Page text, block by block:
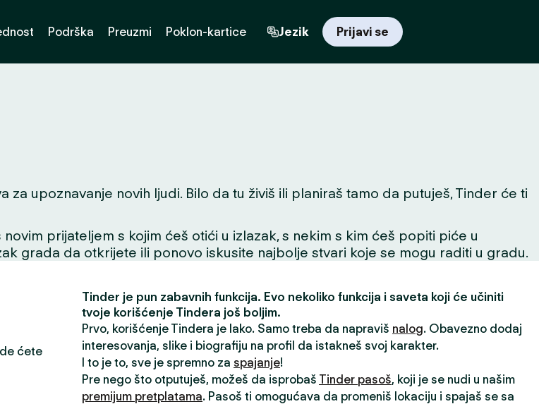
Podrška Preuzmi Poklon-kartice Jezik Prijavi se
upoznavanje novih ljudi. Bilo da tu živiš ili planiraš tamo da putuješ, Tinder će ti
prijateljem s kojim ćeš otići u izlazak, s nekim s kim ćeš popiti piće u
grada da otkrijete ili ponovo iskusite najbolje stvari koje se mogu raditi u gradu.
ćete
Tinder je pun zabavnih funkcija. Evo nekoliko funkcija i saveta koji će učiniti
tvoje korišćenje Tindera još boljim.
Prvo, korišćenje Tindera je lako. Samo treba da napraviš nalog. Obavezno dodaj
interesovanja, slike i biografiju na profil da istakneš svoj karakter.
I to je to, sve je spremno za spajanje!
Pre nego što otputuješ, možeš da isprobaš Tinder pasoš, koji je se nudi u našim
premijum pretplatama. Pasoš ti omogućava da promeniš lokaciju i spajaš se sa